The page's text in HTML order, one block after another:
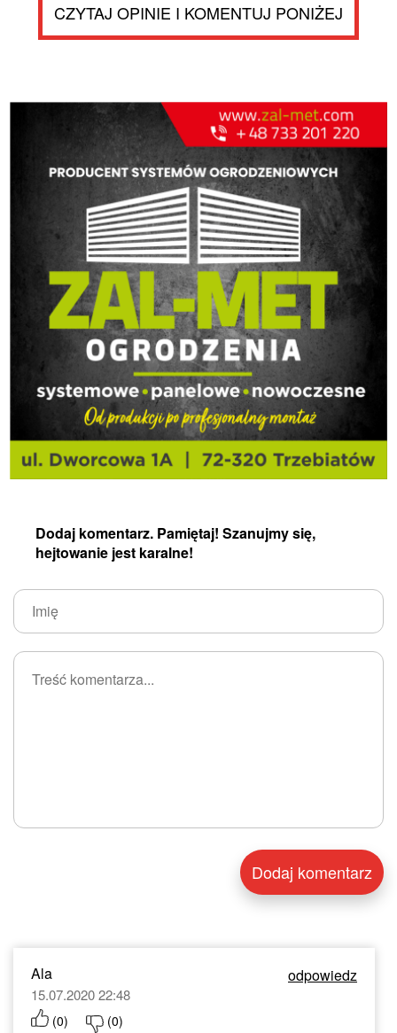
CZYTAJ OPINIE I KOMENTUJ PONIŻEJ
Dodaj komentarz. Pamiętaj! Szanujmy się,
hejtowanie jest karalne!
Ala odpowiedz
15.07.2020 22:48
(0) (0)